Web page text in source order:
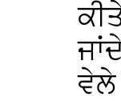
ਵੇਲੇ